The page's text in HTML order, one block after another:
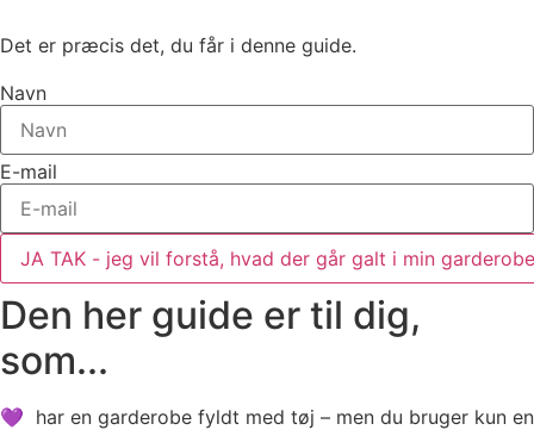
Det er præcis det, du får i denne guide.
Navn
E-mail
JA TAK - jeg vil forstå, hvad der går galt i min garderobe
Den her guide er til dig,
som...
💜 har en garderobe fyldt med tøj – men du bruger kun en